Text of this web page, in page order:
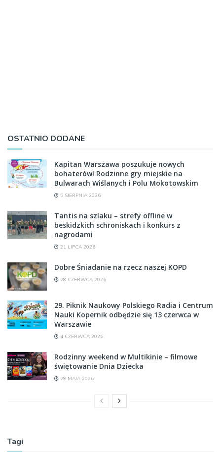
OSTATNIO DODANE
Kapitan Warszawa poszukuje nowych
bohaterów! Rodzinne gry miejskie na
Bulwarach Wiślanych i Polu Mokotowskim
5 SIERPNIA 2026
Tantis na szlaku – strefy offline w
beskidzkich schroniskach i konkurs z
nagrodami
21 LIPCA 2026
Dobre Śniadanie na rzecz naszej KOPD
28 CZERWCA 2026
29. Piknik Naukowy Polskiego Radia i Centrum
Nauki Kopernik odbędzie się 13 czerwca w
Warszawie
4 CZERWCA 2026
Rodzinny weekend w Multikinie – filmowe
świętowanie Dnia Dziecka
29 MAJA 2026
Tagi